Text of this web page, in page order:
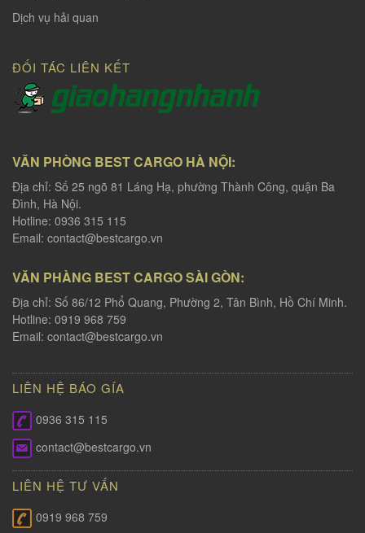
Dịch vụ hải quan
ĐỐI TÁC LIÊN KẾT
VĂN PHÒNG BEST CARGO HÀ NỘI:
Địa chỉ: Số 25 ngõ 81 Láng Hạ, phường Thành Công, quận Ba
Đình, Hà Nội.
Hotline: 0936 315 115
Email: contact@bestcargo.vn
VĂN PHÀNG BEST CARGO SÀI GÒN:
Địa chỉ: Số 86/12 Phổ Quang, Phường 2, Tân Bình, Hồ Chí Minh.
Hotline: 0919 968 759
Email: contact@bestcargo.vn
LIÊN HỆ BÁO GÍA
0936 315 115
contact@bestcargo.vn
LIÊN HỆ TƯ VẤN
0919 968 759